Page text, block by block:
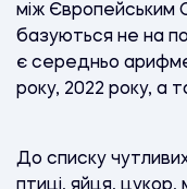
між Європейським
базуються не на
є середньо
року, 2022 року, а
До списку чутливих
птиці, яйця,